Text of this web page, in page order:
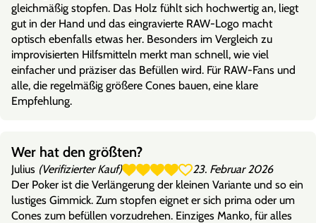
gleichmäßig stopfen. Das Holz fühlt sich hochwertig an, liegt
gut in der Hand und das eingravierte RAW-Logo macht
optisch ebenfalls etwas her. Besonders im Vergleich zu
improvisierten Hilfsmitteln merkt man schnell, wie viel
einfacher und präziser das Befüllen wird. Für RAW-Fans und
alle, die regelmäßig größere Cones bauen, eine klare
Empfehlung.
Wer hat den größten?
Julius (Verifizierter Kauf)
23. Februar 2026
Der Poker ist die Verlängerung der kleinen Variante und so ein
lustiges Gimmick. Zum stopfen eignet er sich prima oder um
Cones zum befüllen vorzudrehen. Einziges Manko, für alles